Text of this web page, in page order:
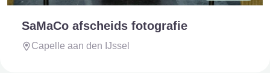
SaMaCo afscheids fotografie
Capelle aan den IJssel